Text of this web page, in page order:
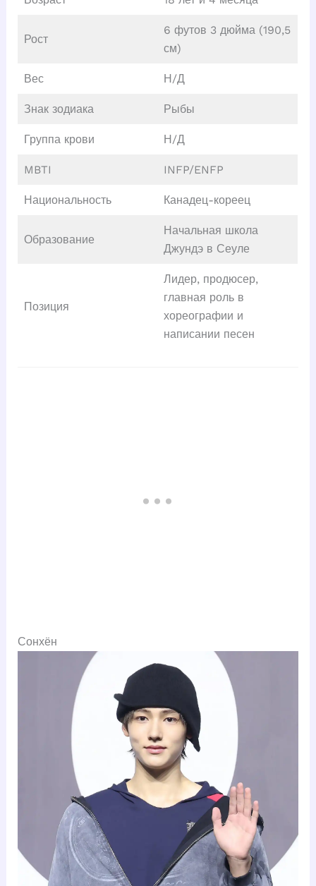
Рост
6 футов 3 дюйма (190,5
см)
Вес Н/Д
Знак зодиака Рыбы
Группа крови Н/Д
MBTI INFP/ENFP
Национальность Канадец-кореец
Образование
Начальная школа
Джундэ в Сеуле
Позиция
Лидер, продюсер,
главная роль в
хореографии и
написании песен
Сонхён